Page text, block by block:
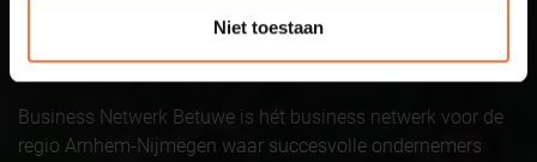
Niet toestaan
Betuwe
Business Netwerk Betuwe is hét business netwerk voor de
regio Arnhem-Nijmegen waar succesvolle ondernemers